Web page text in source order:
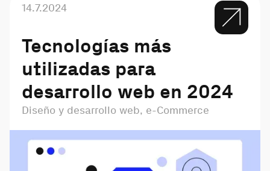
14.7.2024
Tecnologías más
utilizadas para
desarrollo web en 2024
Diseño y desarrollo web, e-Commerce